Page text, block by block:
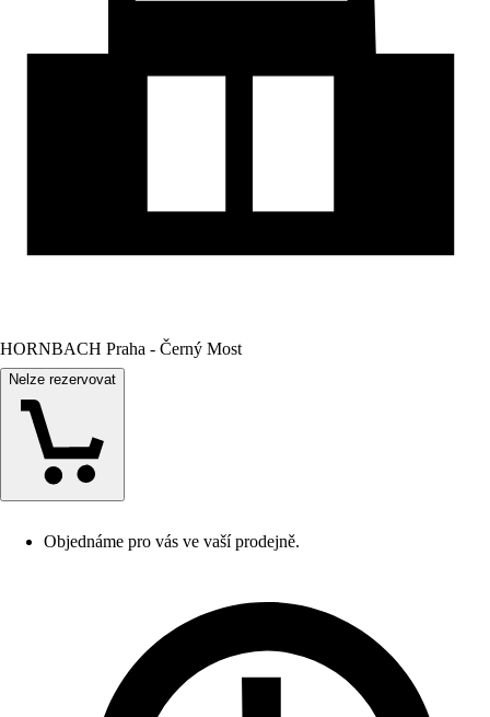
HORNBACH Praha - Černý Most
Nelze rezervovat
Objednáme pro vás ve vaší prodejně.